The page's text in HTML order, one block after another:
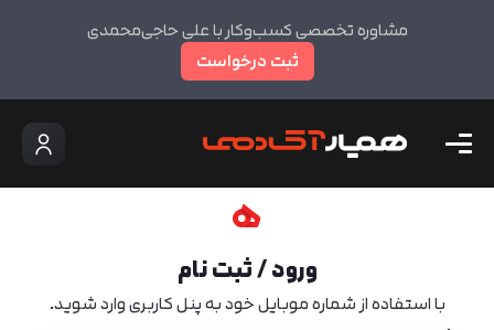
مشاوره تخصصی کسب‌وکار با علی حاجی‌محمدی
ثبت درخواست
ورود / ثبت نام
با استفاده از شماره موبایل خود به پنل کاربری وارد شوید.